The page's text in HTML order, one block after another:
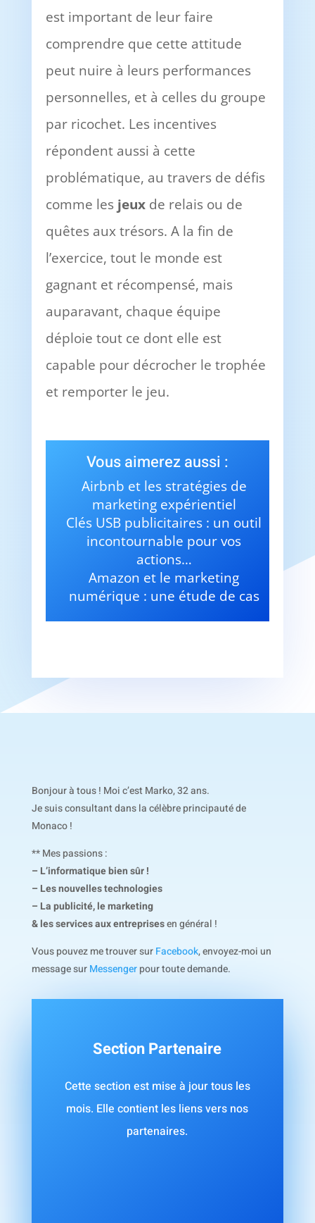
est important de leur faire
comprendre que cette attitude
peut nuire à leurs performances
personnelles, et à celles du groupe
par ricochet. Les incentives
répondent aussi à cette
problématique, au travers de défis
comme les jeux de relais ou de
quêtes aux trésors. A la fin de
l’exercice, tout le monde est
gagnant et récompensé, mais
auparavant, chaque équipe
déploie tout ce dont elle est
capable pour décrocher le trophée
et remporter le jeu.
Vous aimerez aussi :
Airbnb et les stratégies de
marketing expérientiel
Clés USB publicitaires : un outil
incontournable pour vos
actions…
Amazon et le marketing
numérique : une étude de cas
Bonjour à tous ! Moi c’est Marko, 32 ans.
Je suis consultant dans la célèbre principauté de
Monaco !
** Mes passions :
– L’informatique bien sûr !
– Les nouvelles technologies
– La publicité, le marketing
& les services aux entreprisesen général !
Vous pouvez me trouver sur Facebook, envoyez-moi un
message sur Messenger pour toute demande.
Section Partenaire
Cette section est mise à jour tous les
mois. Elle contient les liens vers nos
partenaires.